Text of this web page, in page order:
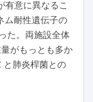
有意に異なるこ
ム耐性遺伝子の
た。両施設全体
がもっとも多か
と肺炎桿菌との